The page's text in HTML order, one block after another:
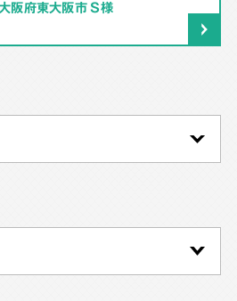
阪府東大阪市 S様